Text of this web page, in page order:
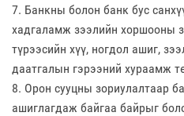
7. Банкны болон банк бус
хадгаламж зээлийн хоршооны
түрээсийн хүү, ногдол ашиг,
даатгалын гэрээний хураамж
8. Орон сууцны зориулалтаар
ашиглагдаж байгаа байрыг